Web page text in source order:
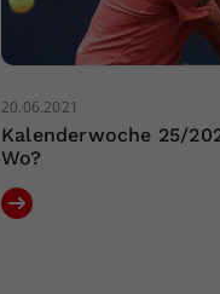
20.06.2021
Kalenderwoche 25/
Wo?